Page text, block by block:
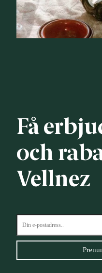
Få
och
Vellnez